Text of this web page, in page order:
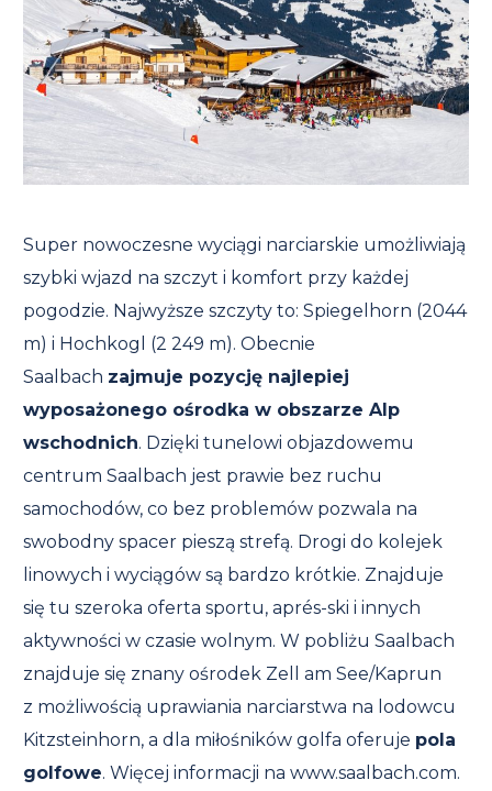
Super nowoczesne wyciągi narciarskie umożliwiają
szybki wjazd na szczyt i komfort przy każdej
pogodzie. Najwyższe szczyty to: Spiegelhorn (2044
m) i Hochkogl (2 249 m). Obecnie
Saalbach zajmuje pozycję najlepiej
wyposażonego ośrodka w obszarze Alp
wschodnich. Dzięki tunelowi objazdowemu
centrum Saalbach jest prawie bez ruchu
samochodów, co bez problemów pozwala na
swobodny spacer pieszą strefą. Drogi do kolejek
linowych i wyciągów są bardzo krótkie. Znajduje
się tu szeroka oferta sportu, aprés-ski i innych
aktywności w czasie wolnym. W pobliżu Saalbach
znajduje się znany ośrodek Zell am See/Kaprun
z możliwością uprawiania narciarstwa na lodowcu
Kitzsteinhorn, a dla miłośników golfa oferuje pola
golfowe. Więcej informacji na www.saalbach.com.